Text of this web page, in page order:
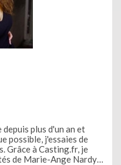
plus d'un an et
possible, j'essaies de
Grâce à Casting.fr, je
de Marie-Ange Nardy,